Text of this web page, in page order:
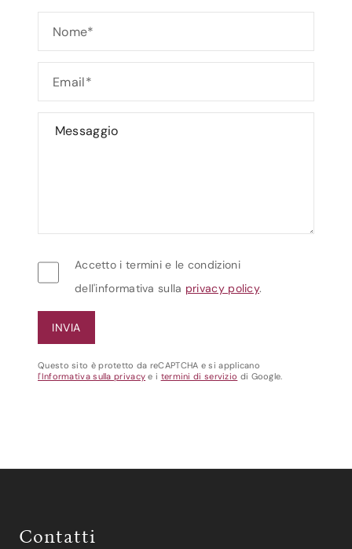
Accetto i termini e le condizioni
dell'informativa sulla privacy policy.
Questo sito è protetto da reCAPTCHA e si applicano
l'Informativa sulla privacy e i termini di servizio di Google.
Contatti